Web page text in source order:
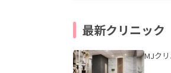
最新クリニック
MJク